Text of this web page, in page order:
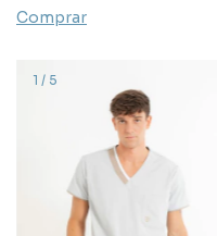
Comprar
1 / 5